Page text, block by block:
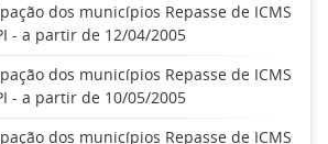
dos municípios Repasse de ICMS
- a partir de 12/04/2005
dos municípios Repasse de ICMS
- a partir de 10/05/2005
dos municípios Repasse de ICMS